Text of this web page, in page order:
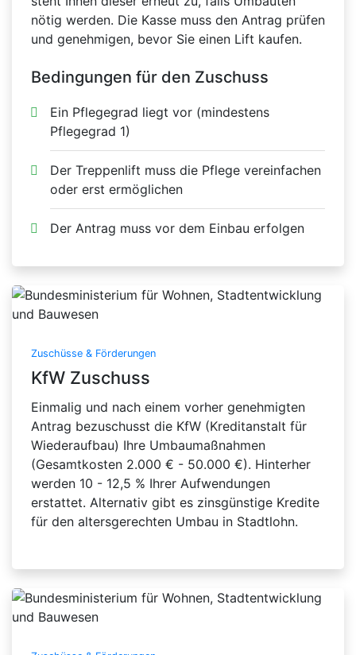
nötig werden. Die Kasse muss den Antrag prüfen
und genehmigen, bevor Sie einen Lift kaufen.
Bedingungen für den Zuschuss
Ein Pflegegrad liegt vor (mindestens
Pflegegrad 1)
Der Treppenlift muss die Pflege vereinfachen
oder erst ermöglichen
Der Antrag muss vor dem Einbau erfolgen
Zuschüsse & Förderungen
KfW Zuschuss
Einmalig und nach einem vorher genehmigten
Antrag bezuschusst die KfW (Kreditanstalt für
Wiederaufbau) Ihre Umbaumaßnahmen
(Gesamtkosten 2.000 € - 50.000 €). Hinterher
werden 10 - 12,5 % Ihrer Aufwendungen
erstattet. Alternativ gibt es zinsgünstige Kredite
für den altersgerechten Umbau in Stadtlohn.